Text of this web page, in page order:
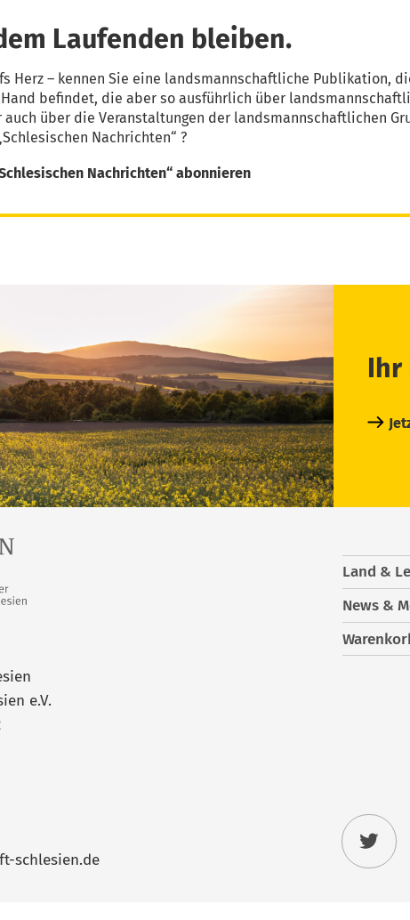
Laufenden bleiben.
Herz – kennen Sie eine landsmannschaftliche Publikation,
befindet, die aber so ausführlich über
auch über die Veranstaltungen der landsmannschaftlichen
Nachrichten“ ?
Nachrichten“ abonnieren
Ihr
e.V.
schlesien.de
Land &
News &